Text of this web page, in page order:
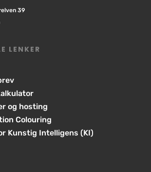
39
LENKER
og hosting
Colouring
Kunstig Intelligens (KI)